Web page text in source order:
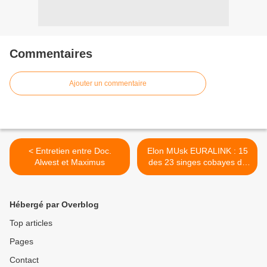
Commentaires
Ajouter un commentaire
< Entretien entre Doc.
Alwest et Maximus
Elon MUsk EURALINK : 15
des 23 singes cobayes de
Neuralink sont morts après
Hébergé par Overblog
Top articles
Pages
Contact